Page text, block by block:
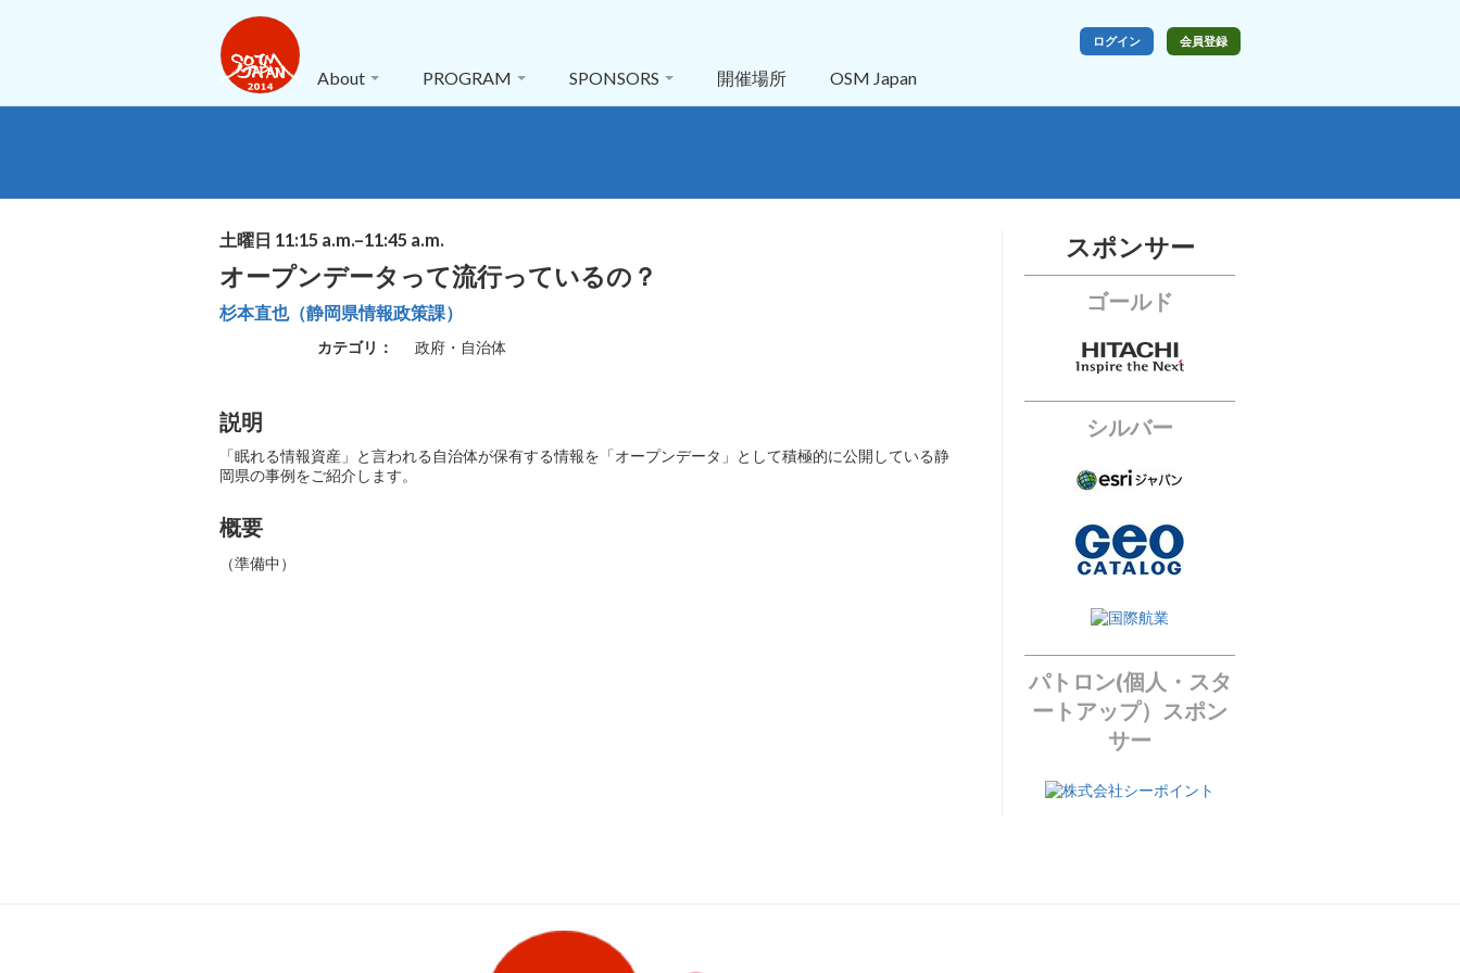
ログイン 会員登録
About PROGRAM SPONSORS 開催場所 OSM Japan
土曜日 11:15 a.m.–11:45 a.m.
オープンデータって流行っているの？
杉本直也（静岡県情報政策課）
カテゴリ： 政府・自治体
説明
「眠れる情報資産」と言われる自治体が保有する情報を「オープンデータ」として積極的に公開している静
岡県の事例をご紹介します。
概要
（準備中）
スポンサー
ゴールド
シルバー
パトロン(個人・スタ
ートアップ）スポン
サー